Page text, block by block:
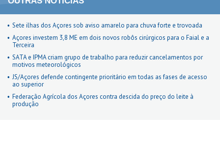
Sete ilhas dos Açores sob aviso amarelo para chuva forte e trovoada
Açores investem 3,8 ME em dois novos robôs cirúrgicos para o Faial e a
Terceira
SATA e IPMA criam grupo de trabalho para reduzir cancelamentos por
motivos meteorológicos
JS/Açores defende contingente prioritário em todas as fases de acesso
ao superior
Federação Agrícola dos Açores contra descida do preço do leite à
produção